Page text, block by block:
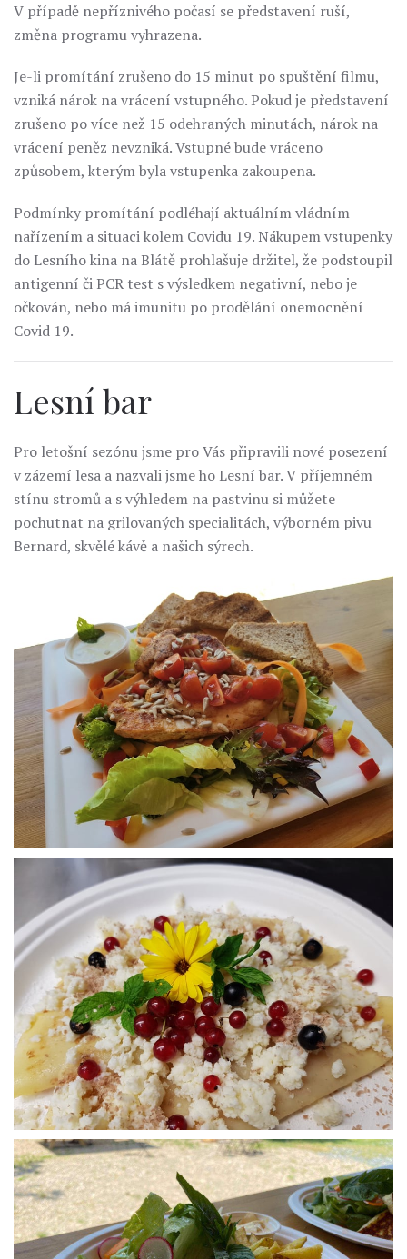
V případě nepříznivého počasí se představení ruší,
změna programu vyhrazena.
Je-li promítání zrušeno do 15 minut po spuštění filmu,
vzniká nárok na vrácení vstupného. Pokud je představení
zrušeno po více než 15 odehraných minutách, nárok na
vrácení peněz nevzniká. Vstupné bude vráceno
způsobem, kterým byla vstupenka zakoupena.
Podmínky promítání podléhají aktuálním vládním
nařízením a situaci kolem Covidu 19. Nákupem vstupenky
do Lesního kina na Blátě prohlašuje držitel, že podstoupil
antigenní či PCR test s výsledkem negativní, nebo je
očkován, nebo má imunitu po prodělání onemocnění
Covid 19.
Lesní bar
Pro letošní sezónu jsme pro Vás připravili nové posezení
v zázemí lesa a nazvali jsme ho Lesní bar. V příjemném
stínu stromů a s výhledem na pastvinu si můžete
pochutnat na grilovaných specialitách, výborném pivu
Bernard, skvělé kávě a našich sýrech.